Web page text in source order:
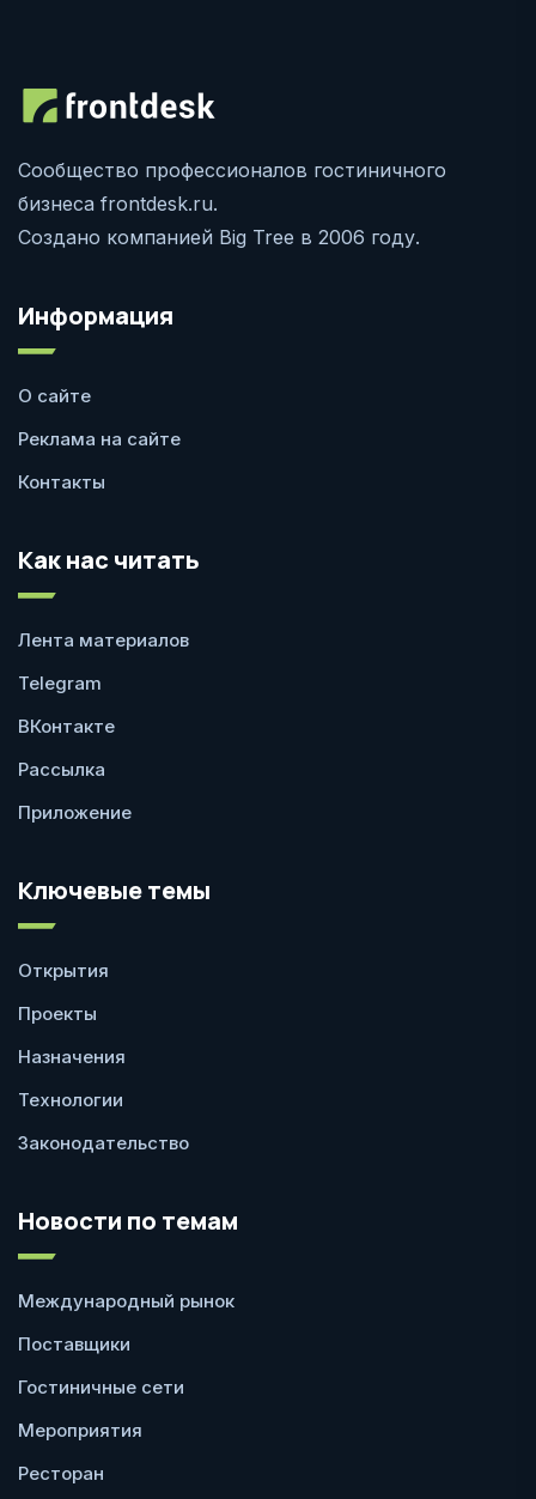
Сообщество профессионалов гостиничного
бизнеса frontdesk.ru.
Создано компанией Big Tree в 2006 году.
Информация
О сайте
Реклама на сайте
Контакты
Как нас читать
Лента материалов
Telegram
ВКонтакте
Рассылка
Приложение
Ключевые темы
Открытия
Проекты
Назначения
Технологии
Законодательство
Новости по темам
Международный рынок
Поставщики
Гостиничные сети
Мероприятия
Ресторан